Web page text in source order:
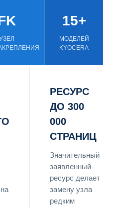
15+
МОДЕЛЕЙ
KYOCERA
РЕСУРС
ДО 300
000
СТРАНИЦ
Значительный
заявленный
ресурс делает
замену узла
редким